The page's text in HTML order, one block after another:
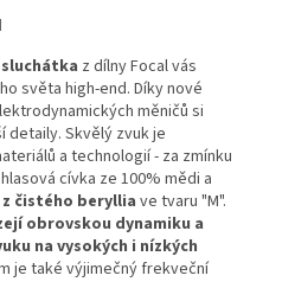
z dílny Focal vás
světa high-end. Díky nové
měničů si
detaily. Skvělý zvuk je
a technologií - za zmínku
cívka ze 100% mědi a
čistého beryllia ve tvaru "M".
obrovskou dynamiku a
na vysokých i nízkých
je také výjimečný frekveční